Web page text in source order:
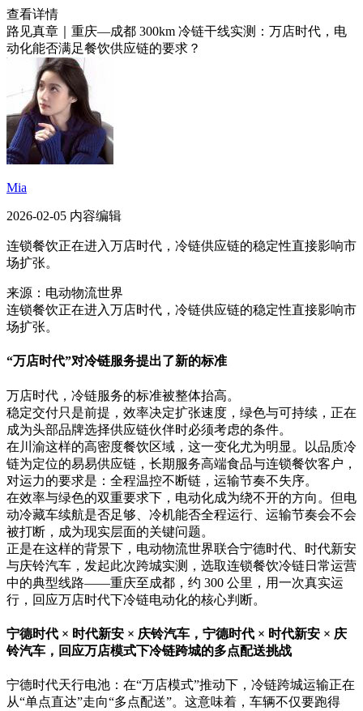
查看详情
路见真章｜重庆—成都 300km 冷链干线实测：万店时代，电
动化能否满足餐饮供应链的要求？
Mia
2026-02-05 内容编辑
连锁餐饮正在进入万店时代，冷链供应链的稳定性直接影响市
场扩张。
来源：电动物流世界
连锁餐饮正在进入万店时代，冷链供应链的稳定性直接影响市
场扩张。
“万店时代”对冷链服务提出了新的标准
万店时代，冷链服务的标准被整体抬高。
稳定交付只是前提，效率决定扩张速度，绿色与可持续，正在
成为头部品牌选择供应链伙伴时必须考虑的条件。
在川渝这样的高密度餐饮区域，这一变化尤为明显。以品质冷
链为定位的易易供应链，长期服务高端食品与连锁餐饮客户，
对运力的要求是：全程温控不断链，运输节奏不失序。
在效率与绿色的双重要求下，电动化成为绕不开的方向。但电
动冷藏车续航是否足够、冷机能否全程运行、运输节奏会不会
被打断，成为现实层面的关键问题。
正是在这样的背景下，电动物流世界联合宁德时代、时代新安
与庆铃汽车，发起此次跨城实测，选取连锁餐饮冷链日常运营
中的典型线路——重庆至成都，约 300 公里，用一次真实运
行，回应万店时代下冷链电动化的核心判断。
宁德时代 × 时代新安 × 庆铃汽车，宁德时代 × 时代新安 × 庆
铃汽车，回应万店模式下冷链跨城的多点配送挑战
宁德时代天行电池：在“万店模式”推动下，冷链跨城运输正在
从“单点直达”走向“多点配送”。这意味着，车辆不仅要跑得